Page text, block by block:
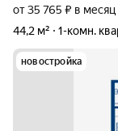
от 35 765 ₽ в месяц
44,2 м²
1-комн.
новостройка